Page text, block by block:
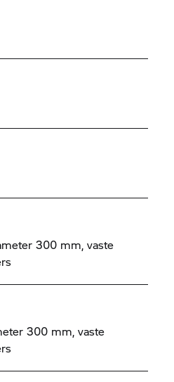
300 mm, vaste
300 mm, vaste